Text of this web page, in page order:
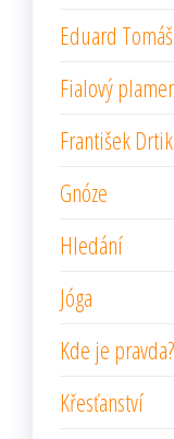
Eduard Tomáš
Fialový
František
Gnóze
Hledání
Jóga
Kde je
Křesťanství